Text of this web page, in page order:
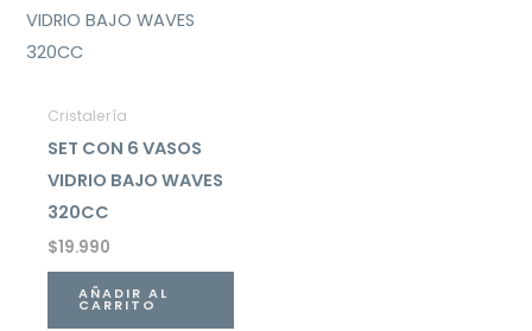
Cristalería
SET CON 6 VASOS
VIDRIO BAJO WAVES
320CC
$19.990
AÑADIR AL
CARRITO